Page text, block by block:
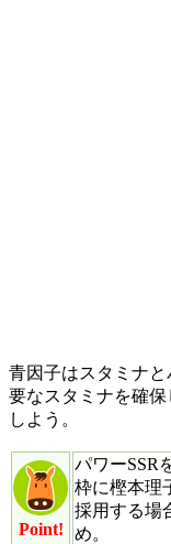
青因子はスタミナ
要なスタミナを確
しよう。
Point!
パワーSSR
枠に樫本理
採用する場
め。